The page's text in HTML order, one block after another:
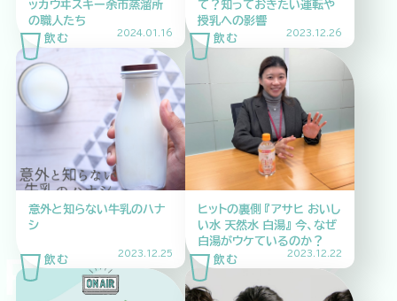
DRINK
ッカウヰスキー余市蒸溜所
の職人たち
2024.01.16
て？知っておきたい運転や
授乳への影響
2023.12.26
意外と知らない牛乳のハナ
シ
2023.12.25
ヒットの裏側 『アサヒ おいし
い水 天然水 白湯』 今、なぜ
白湯がウケているのか？
2023.12.22